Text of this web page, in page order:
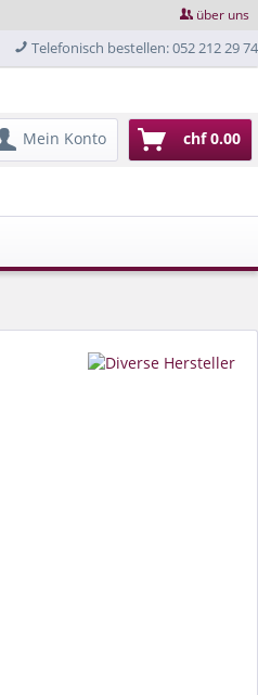
über uns
Telefonisch bestellen: 052 212 29 74
Mein Konto chf 0.00